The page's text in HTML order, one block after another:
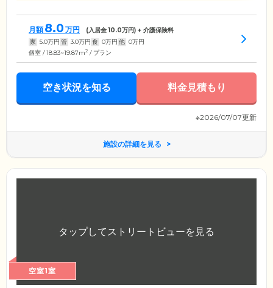
月額 8.0 万円 (入居金10.0万円) + 介護保険料
家 5.0万円 管 3.0万円 食 0万円 他 0万円
個室 / 18.83~19.87m2 / プラン
空き状況を知る 料金見積もり
※2026/07/07更新
施設の詳細を見る
空室1室